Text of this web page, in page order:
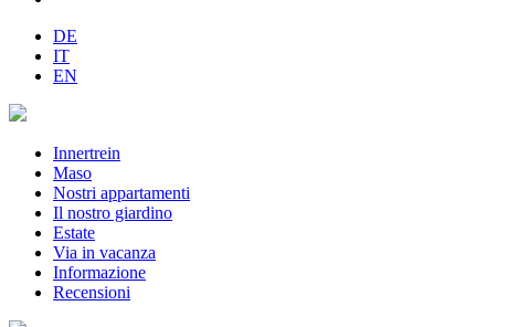
DE
IT
EN
Innertrein
Maso
Nostri appartamenti
Il nostro giardino
Estate
Via in vacanza
Informazione
Recensioni